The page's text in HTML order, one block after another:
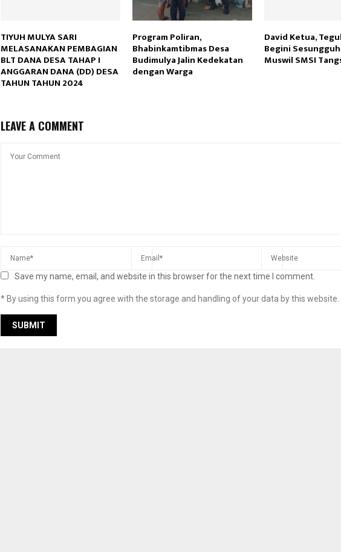
TIYUH MULYA SARI
MELASANAKAN PEMBAGIAN
BLT DANA DESA TAHAP I
ANGGARAN DANA (DD) DESA
TAHUN TAHUN 2024
Program Poliran,
Bhabinkamtibmas Desa
Budimulya Jalin Kedekatan
dengan Warga
David Ketua,
Begini
Muswil SMSI
LEAVE A COMMENT
Save my name, email, and website in this browser for the next time I comment.
* By using this form you agree with the storage and handling of your data by this website.